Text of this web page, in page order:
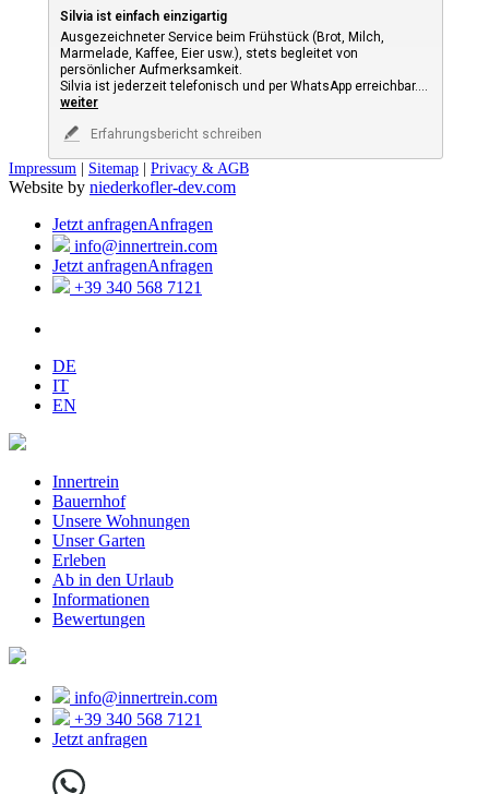
Silvia ist einfach einzigartig
Ausgezeichneter Service beim Frühstück (Brot, Milch,
Marmelade, Kaffee, Eier usw.), stets begleitet von
persönlicher Aufmerksamkeit.
Silvia ist jederzeit telefonisch und per WhatsApp erreichbar....
weiter
Erfahrungsbericht schreiben
Impressum | Sitemap | Privacy & AGB
Website by niederkofler-dev.com
Jetzt anfragenAnfragen
info@innertrein.com
Jetzt anfragenAnfragen
+39 340 568 7121
DE
IT
EN
Innertrein
Bauernhof
Unsere Wohnungen
Unser Garten
Erleben
Ab in den Urlaub
Informationen
Bewertungen
info@innertrein.com
+39 340 568 7121
Jetzt anfragen